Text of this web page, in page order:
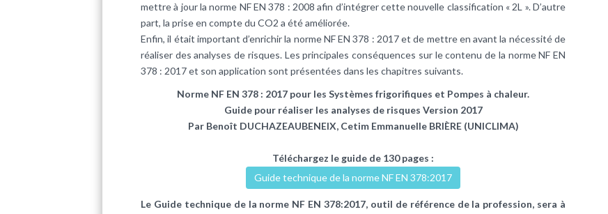
mettre à jour la norme NF EN 378 : 2008 afin d’intégrer cette nouvelle classification « 2L ». D’autre
part, la prise en compte du CO2 a été améliorée.
Enfin, il était important d’enrichir la norme NF EN 378 : 2017 et de mettre en avant la nécessité de
réaliser des analyses de risques. Les principales conséquences sur le contenu de la norme NF EN
378 : 2017 et son application sont présentées dans les chapitres suivants.
Norme NF EN 378 : 2017 pour les Systèmes frigorifiques et Pompes à chaleur.
Guide pour réaliser les analyses de risques Version 2017
Par Benoît DUCHAZEAUBENEIX, Cetim Emmanuelle BRIÈRE (UNICLIMA)
Téléchargez le guide de 130 pages :
Guide technique de la norme NF EN 378:2017
Le Guide technique de la norme NF EN 378:2017, outil de référence de la profession, sera à